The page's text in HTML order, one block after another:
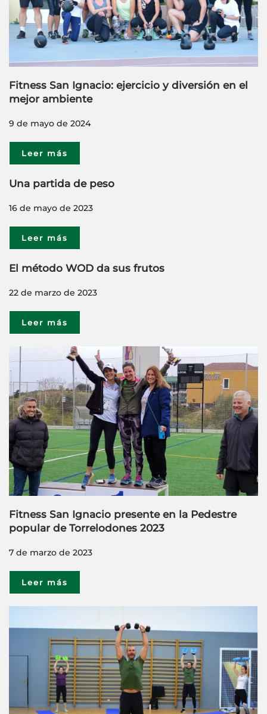
Fitness San Ignacio: ejercicio y diversión en el
mejor ambiente
9 de mayo de 2024
Leer más
Una partida de peso
16 de mayo de 2023
Leer más
El método WOD da sus frutos
22 de marzo de 2023
Leer más
Fitness San Ignacio presente en la Pedestre
popular de Torrelodones 2023
7 de marzo de 2023
Leer más